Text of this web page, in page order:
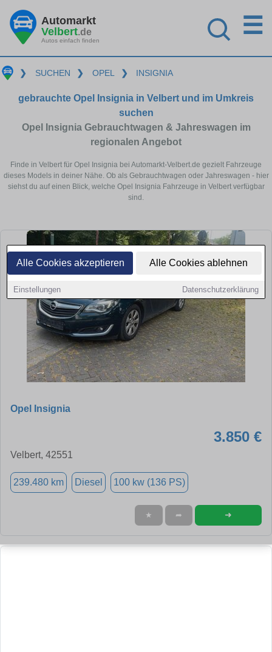
Alle Cookies akzeptieren Alle Cookies ablehnen
Einstellungen Datenschutzerklärung
Automarkt
Velbert.de
Autos einfach finden
☰
❯ SUCHEN ❯ OPEL ❯ INSIGNIA
gebrauchte Opel Insignia in Velbert und im Umkreis
suchen
Opel Insignia Gebrauchtwagen & Jahreswagen im
regionalen Angebot
Finde in Velbert für Opel Insignia bei Automarkt-Velbert.de gezielt Fahrzeuge
dieses Models in deiner Nähe. Ob als Gebrauchtwagen oder Jahreswagen - hier
siehst du auf einen Blick, welche Opel Insignia Fahrzeuge in Velbert verfügbar
sind.
Opel Insignia
3.850 €
Velbert, 42551
239.480 km Diesel 100 kw (136 PS)
★ ➦ ➜